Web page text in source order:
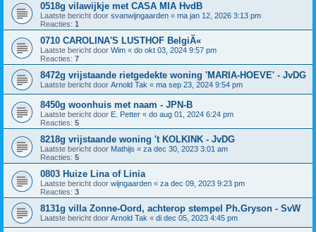
0518g vilawijkje met CASA MIA HvdB
Laatste bericht door svanwijngaarden « ma jan 12, 2026 3:13 pm
Reacties: 1
0710 CAROLINA'S LUSTHOF BelgiÃ«
Laatste bericht door Wim « do okt 03, 2024 9:57 pm
Reacties: 7
8472g vrijstaande rietgedekte woning 'MARIA-HOEVE' - JvDG
Laatste bericht door Arnold Tak « ma sep 23, 2024 9:54 pm
8450g woonhuis met naam - JPN-B
Laatste bericht door E. Petter « do aug 01, 2024 6:24 pm
Reacties: 5
8218g vrijstaande woning 't KOLKINK - JvDG
Laatste bericht door Mathijs « za dec 30, 2023 3:01 am
Reacties: 5
0803 Huize Lina of Linia
Laatste bericht door wijngaarden « za dec 09, 2023 9:23 pm
Reacties: 3
8131g villa Zonne-Oord, achterop stempel Ph.Gryson - SvW
Laatste bericht door Arnold Tak « di dec 05, 2023 4:45 pm